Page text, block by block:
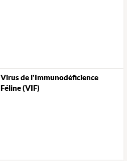
Virus de l'Immunodéficience
Féline (VIF)